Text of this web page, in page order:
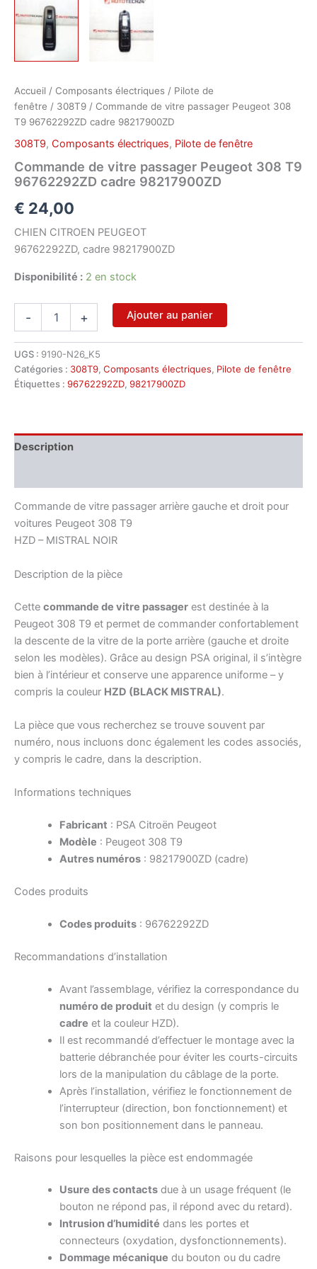
Accueil / Composants électriques / Pilote de
fenêtre / 308T9 / Commande de vitre passager Peugeot 308
T9 96762292ZD cadre 98217900ZD
308T9, Composants électriques, Pilote de fenêtre
Commande de vitre passager Peugeot 308 T9
96762292ZD cadre 98217900ZD
€ 24,00
CHIEN CITROEN PEUGEOT
96762292ZD, cadre 98217900ZD
Disponibilité : 2 en stock
-
de
vitre
passager
96762292ZD
cadre
+ Ajouter au panier
UGS : 9190-N26_K5
Catégories : 308T9, Composants électriques, Pilote de fenêtre
Étiquettes : 96762292ZD, 98217900ZD
Description
Commande de vitre passager arrière gauche et droit pour
voitures Peugeot 308 T9
HZD – MISTRAL NOIR
Description de la pièce
Cette commande de vitre passager est destinée à la
Peugeot 308 T9 et permet de commander confortablement
la descente de la vitre de la porte arrière (gauche et droite
selon les modèles). Grâce au design PSA original, il s’intègre
bien à l’intérieur et conserve une apparence uniforme – y
compris la couleur HZD (BLACK MISTRAL).
La pièce que vous recherchez se trouve souvent par
numéro, nous incluons donc également les codes associés,
y compris le cadre, dans la description.
Informations techniques
Fabricant : PSA Citroën Peugeot
Modèle : Peugeot 308 T9
Autres numéros: 98217900ZD (cadre)
Codes produits
Codes produits: 96762292ZD
Recommandations d’installation
Avant l’assemblage, vérifiez la correspondance du
numéro de produit et du design (y compris le
cadre et la couleur HZD).
Il est recommandé d’effectuer le montage avec la
batterie débranchée pour éviter les courts-circuits
lors de la manipulation du câblage de la porte.
Après l’installation, vérifiez le fonctionnement de
l’interrupteur (direction, bon fonctionnement) et
son bon positionnement dans le panneau.
Raisons pour lesquelles la pièce est endommagée
Usure des contactsdue à un usage fréquent (le
bouton ne répond pas, il répond avec du retard).
Intrusion d’humidité dans les portes et
connecteurs (oxydation, dysfonctionnements).
Dommage mécanique du bouton ou du cadre